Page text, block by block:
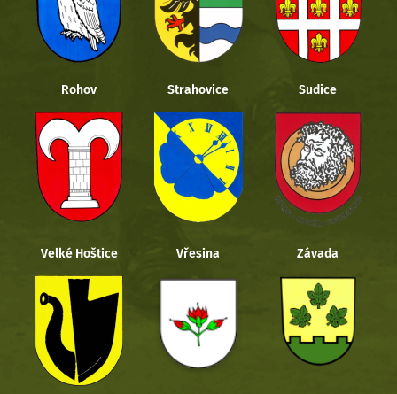
Rohov Strahovice Sudice
Velké Hoštice Vřesina Závada